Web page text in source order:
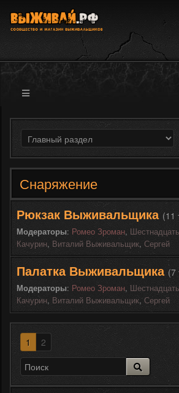
Информация
Магазин
Форум
Снаряжение
Рюкзак Выживальщика (11
Модераторы: Ромео Зроман,
Качурин, Виталий Выживальщик, Сергей
Палатка Выживальщика (7
Модераторы: Ромео Зроман,
Качурин, Виталий Выживальщик, Сергей
1 2